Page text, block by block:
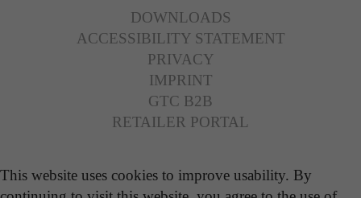
DOWNLOADS
ACCESSIBILITY STATEMENT
PRIVACY
IMPRINT
GTC B2B
RETAILER PORTAL
This website uses cookies to improve usability. By